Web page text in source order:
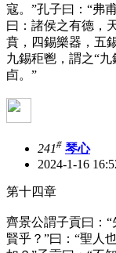
寇。”孔子曰：“弗
曰：諸侯之有德，
賁，四錫樂器，五
九錫秬鬯，謂之“
卣。”
241# 琴心
2024-1-16
第十四章
齊景公謂子貢曰：“
賢乎？”曰：“聖人